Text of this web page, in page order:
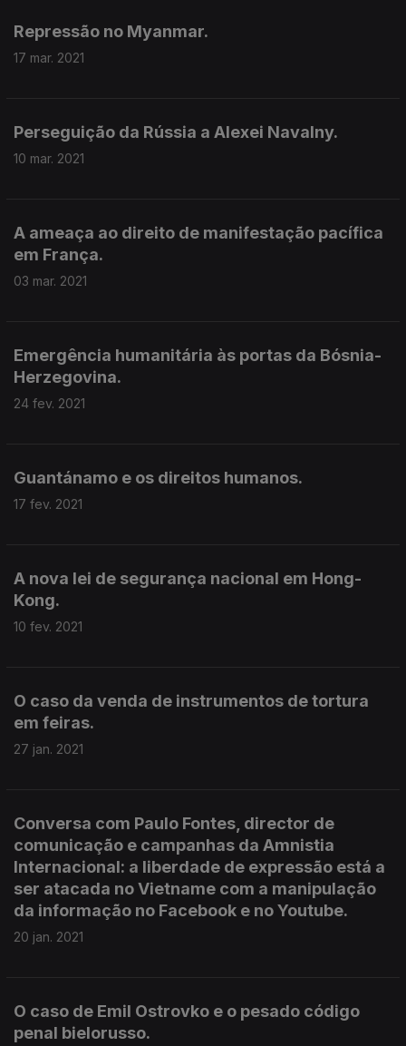
Repressão no Myanmar.
17 mar. 2021
Perseguição da Rússia a Alexei Navalny.
10 mar. 2021
A ameaça ao direito de manifestação pacífica
em França.
03 mar. 2021
Emergência humanitária às portas da Bósnia-
Herzegovina.
24 fev. 2021
Guantánamo e os direitos humanos.
17 fev. 2021
A nova lei de segurança nacional em Hong-
Kong.
10 fev. 2021
O caso da venda de instrumentos de tortura
em feiras.
27 jan. 2021
Conversa com Paulo Fontes, director de
comunicação e campanhas da Amnistia
Internacional: a liberdade de expressão está a
ser atacada no Vietname com a manipulação
da informação no Facebook e no Youtube.
20 jan. 2021
O caso de Emil Ostrovko e o pesado código
penal bielorusso.